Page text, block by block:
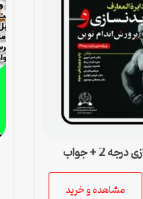
2 + جواب
مشاهده و خرید